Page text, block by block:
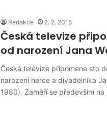
Redakce 2. 2. 2015
Česká televize
od narození Jana
Česká televize připomene sto
narození herce a divadelníka
1980). Zaměří se především